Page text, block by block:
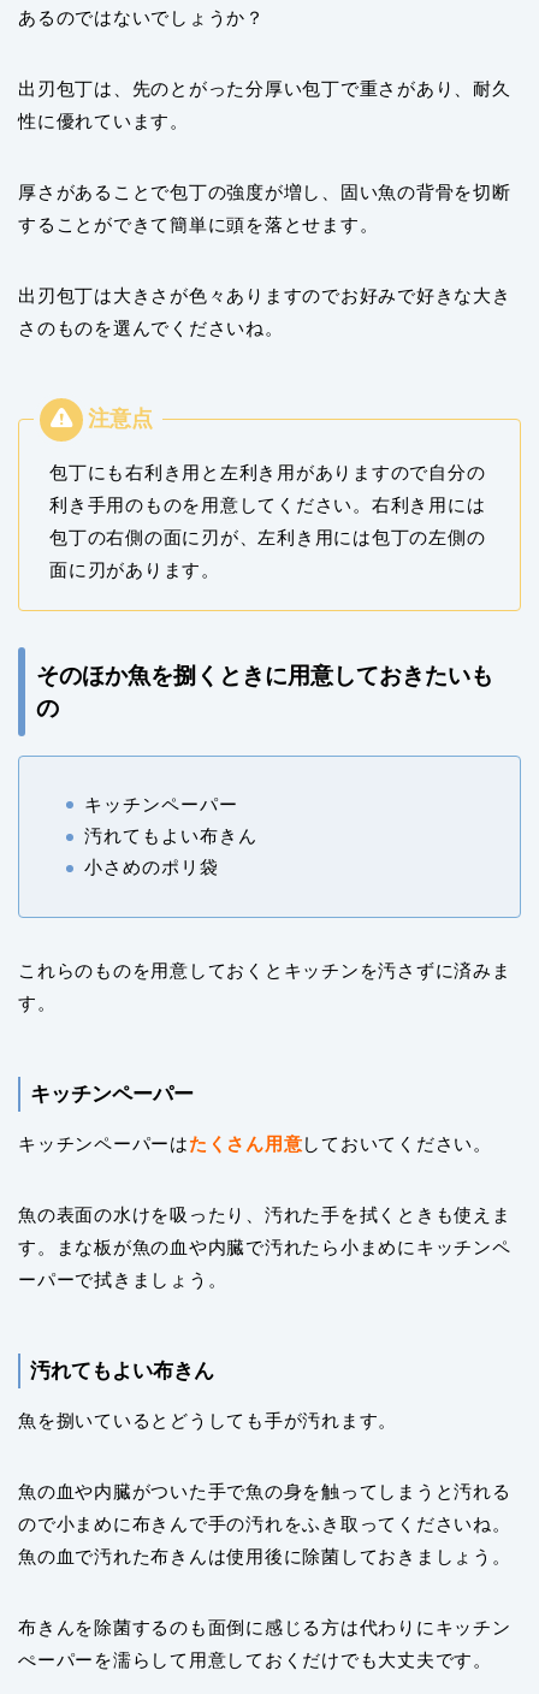
あるのではないでしょうか？
出刃包丁は、先のとがった分厚い包丁で重さがあり、耐久
性に優れています。
厚さがあることで包丁の強度が増し、固い魚の背骨を切断
することができて簡単に頭を落とせます。
出刃包丁は大きさが色々ありますのでお好みで好きな大き
さのものを選んでくださいね。
包丁にも右利き用と左利き用がありますので自分の
利き手用のものを用意してください。右利き用には
包丁の右側の面に刃が、左利き用には包丁の左側の
面に刃があります。
そのほか魚を捌くときに用意しておきたいも
の
キッチンペーパー
汚れてもよい布きん
小さめのポリ袋
これらのものを用意しておくとキッチンを汚さずに済みま
す。
キッチンペーパー
キッチンペーパーはたくさん用意しておいてください。
魚の表面の水けを吸ったり、汚れた手を拭くときも使えま
す。まな板が魚の血や内臓で汚れたら小まめにキッチンペ
ーパーで拭きましょう。
汚れてもよい布きん
魚を捌いているとどうしても手が汚れます。
魚の血や内臓がついた手で魚の身を触ってしまうと汚れる
ので小まめに布きんで手の汚れをふき取ってくださいね。
魚の血で汚れた布きんは使用後に除菌しておきましょう。
布きんを除菌するのも面倒に感じる方は代わりにキッチン
ぺーパーを濡らして用意しておくだけでも大丈夫です。